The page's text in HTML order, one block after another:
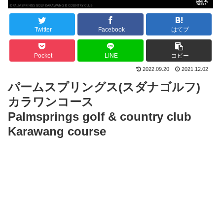
Twitter Facebook はてブ
Pocket LINE コピー
2022.09.20 2021.12.02
パームスプリングス(スダナゴルフ)
カラワンコース
Palmsprings golf & country club
Karawang course